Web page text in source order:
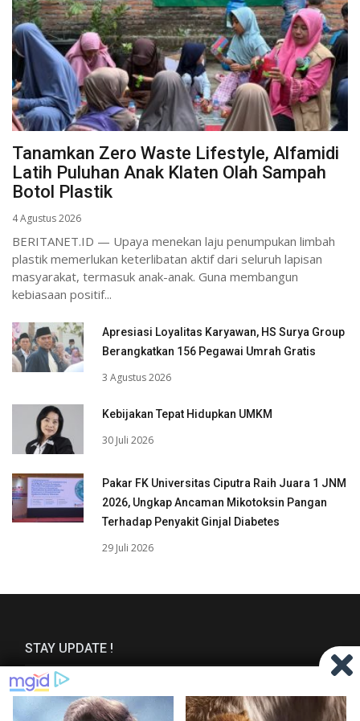
Tanamkan Zero Waste Lifestyle, Alfamidi
Latih Puluhan Anak Klaten Olah Sampah
Botol Plastik
4 Agustus 2026
BERITANET.ID — Upaya menekan laju penumpukan limbah
plastik memerlukan keterlibatan aktif dari seluruh lapisan
masyarakat, termasuk anak-anak. Guna membangun
kebiasaan positif...
Apresiasi Loyalitas Karyawan, HS Surya Group
Berangkatkan 156 Pegawai Umrah Gratis
3 Agustus 2026
Kebijakan Tepat Hidupkan UMKM
30 Juli 2026
Pakar FK Universitas Ciputra Raih Juara 1 JNM
2026, Ungkap Ancaman Mikotoksin Pangan
Terhadap Penyakit Ginjal Diabetes
29 Juli 2026
STAY UPDATE !